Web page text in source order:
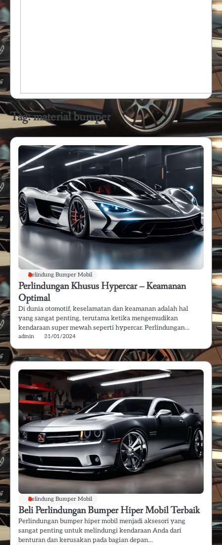
Tag:material bumper
Pelindung Bumper Mobil
Perlindungan Khusus Hypercar – Keamanan
Optimal
Di dunia otomotif, keselamatan dan keamanan adalah hal
yang sangat penting, terutama ketika mengemudikan
kendaraan super mewah seperti hypercar. Perlindungan…
admin 31/01/2024
Pelindung Bumper Mobil
Beli Perlindungan Bumper Hiper Mobil Terbaik
Perlindungan bumper hiper mobil menjadi aksesori yang
sangat penting untuk melindungi kendaraan Anda dari
benturan dan kerusakan pada bagian depan…